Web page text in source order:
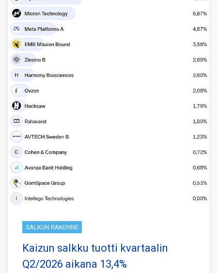
SALKUN RAKENNE
Kaizun salkku tuotti kvartaalin
Q2/2026 aikana 13,4%